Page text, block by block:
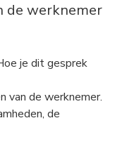
de werknemer
je dit gesprek
van de werknemer.
de